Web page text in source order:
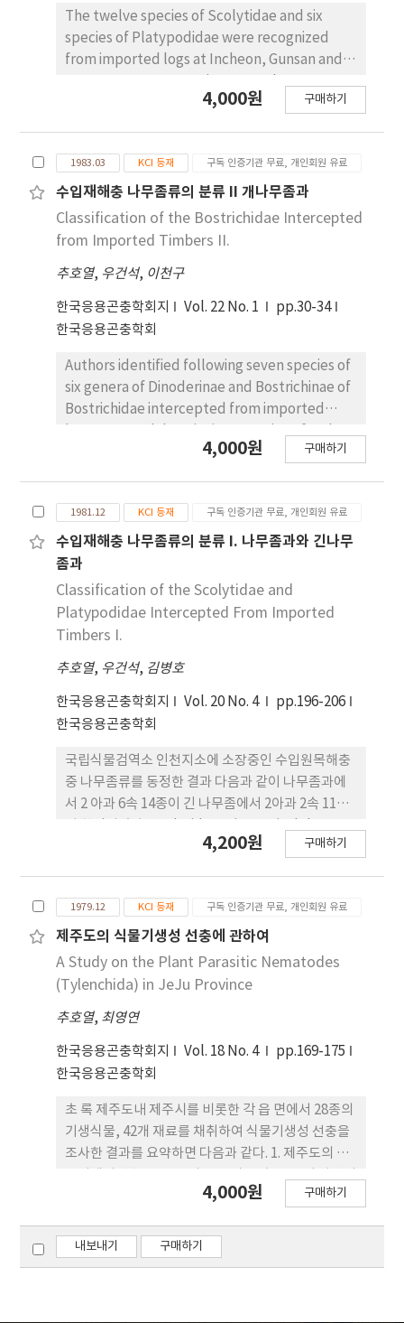
고추 지상부 생육은 두처리 모두 온실 시험에서 보다
크게 증가하였다.
The twelve species of Scolytidae and six
species of Platypodidae were recognized
from imported logs at Incheon, Gunsan and
hampei (Ferrari) of Scolytidae was identified
seeds. Scolytidae Platypodidae Scolytus
frontalis Blandford Crossotarsus nitens
Chapuis Hylurgopsl gabratus Zetterstedt P.
lepidus Chapuis Gnathotricus sulcatus
Hypothenemus hampei (Ferrari) Genyocerus
abdominalis Schedi Ips concinuus
(Mannerheim) G. compactus Schedl Poecilips
(Schedl) xyleborus agnatus Eggers X.
cognatus Blandford X. emarginatus Eichnoff
X. mascarensis Eichhoff X. pseudomajor
Schedl X. pseudopilifer Schedl.
4,000원 구매하기
1983.03 KCI 등재 구독 인증기관 무료, 개인회원 유료
수입재해충 나무좀류의 분류 II 개나무좀과
Classification of the Bostrichidae Intercepted
from Imported Timbers II.
추호열, 우건석, 이천구
한국응용곤충학회지 Vol. 22 No. 1
pp.30-34
한국응용곤충학회
Authors identified following seven species of
six genera of Dinoderinae and Bostrichinae of
Bostrichidae intercepted from imported
seven species. The distribution of each
(Fabricius) Bostrichinae: Sinoxylon anale
Lesne S. japonicum Lesne Heterobostrychus
hamatipennis (Lesne) Xylothrips flavipes
(Illiger) Xylopsocus castanopterus (Fairmair).
4,000원 구매하기
1981.12 KCI 등재 구독 인증기관 무료, 개인회원 유료
수입재해충 나무좀류의 분류 I. 나무좀과와 긴나무
좀과
Classification of the Scolytidae and
Platypodidae Intercepted From Imported
Timbers I.
추호열, 우건석, 김병호
한국응용곤충학회지 Vol. 20 No. 4
pp.196-206
한국응용곤충학회
국립식물검역소 인천지소에 소장중인 수입원목해충
중 나무좀류를 동정한 결과 다음과 같이 나무좀과에
서 2 아과 6속 14종이 긴 나무좀에서 2아과 2속 11종
granulifer A. rugosipes Xyleborus
lineatum Hylesininae Dendroctonus
adjunctus D. brevicomis D. frontalis D.
ponderosae Hylurgops porosus
Platypodidae Platypodinae Platypus agnatus
maritimus P. pseudocupulatus
pseudocupulatus P. shoreanus bifurcus P.
solidus Diaporinae Diapus pendleburyi D.
4,200원 구매하기
1979.12 KCI 등재 구독 인증기관 무료, 개인회원 유료
제주도의 식물기생성 선충에 관하여
A Study on the Plant Parasitic Nematodes
(Tylenchida) in JeJu Province
추호열, 최영연
한국응용곤충학회지 Vol. 18 No. 4
pp.169-175
한국응용곤충학회
초 록 제주도내 제주시를 비롯한 각 읍 면에서 28종의
기생식물, 42개 재료를 채취하여 식물기생성 선충을
조사한 결과를 요약하면 다음과 같다. 1. 제주도의 식
었으며 속별분포율을 보던 Meloidogyne가 로 가장
Helicotylenchus로 이었으며 Criconemoides ,
Tylenchus , Pratylenchus ,
4,000원 구매하기
내보내기 구매하기